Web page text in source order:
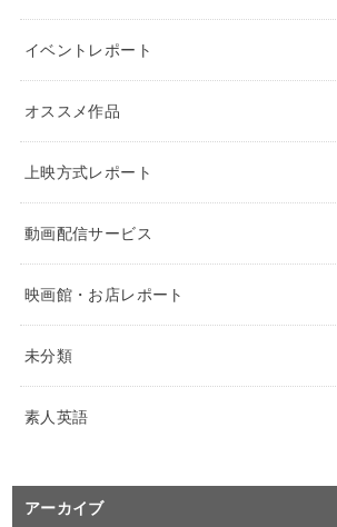
イベントレポート
オススメ作品
上映方式レポート
動画配信サービス
映画館・お店レポート
未分類
素人英語
アーカイブ